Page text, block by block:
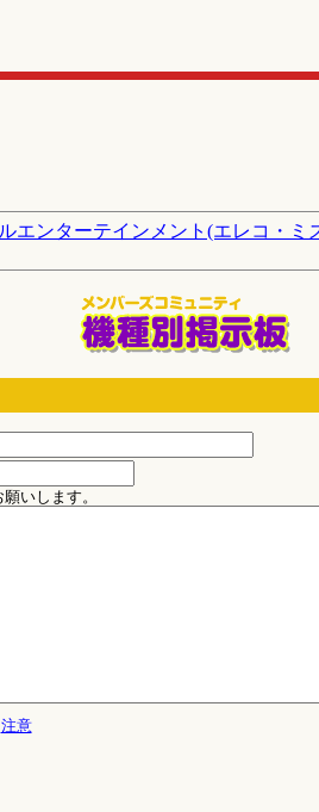
エンターテインメント(エレコ・
いします。
注意